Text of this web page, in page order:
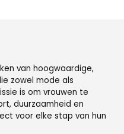
van hoogwaardige,
zowel mode als
is om vrouwen te
duurzaamheid en
voor elke stap van hun